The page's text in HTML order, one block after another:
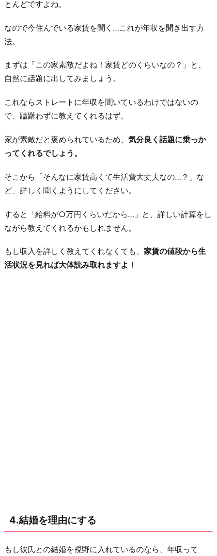
とんどですよね。
なので今住んでいる家賃を聞く…これが年収を聞き出す方
法。
まずは「この家素敵だよね！家賃どのくらいなの？」と、
自然に話題に出してみましょう。
これならストレートに年収を聞いているわけではないの
で、躊躇わずに教えてくれるはず。
家が素敵だと褒められているため、 気分良く話題に乗っか
ってくれるでしょう。
そこから「そんなに家賃高くて生活費大丈夫なの…？」な
ど、詳しく聞くようにしてください。
すると「給料が○万円くらいだから…」と、詳しい計算をし
ながら教えてくれるかもしれません。
もし収入を詳しく教えてくれなくても、 家賃の値段から生
活状況を見れば大体読み取れますよ！
4.結婚を理由にする
もし彼氏との結婚を視野に入れているのなら、年収って